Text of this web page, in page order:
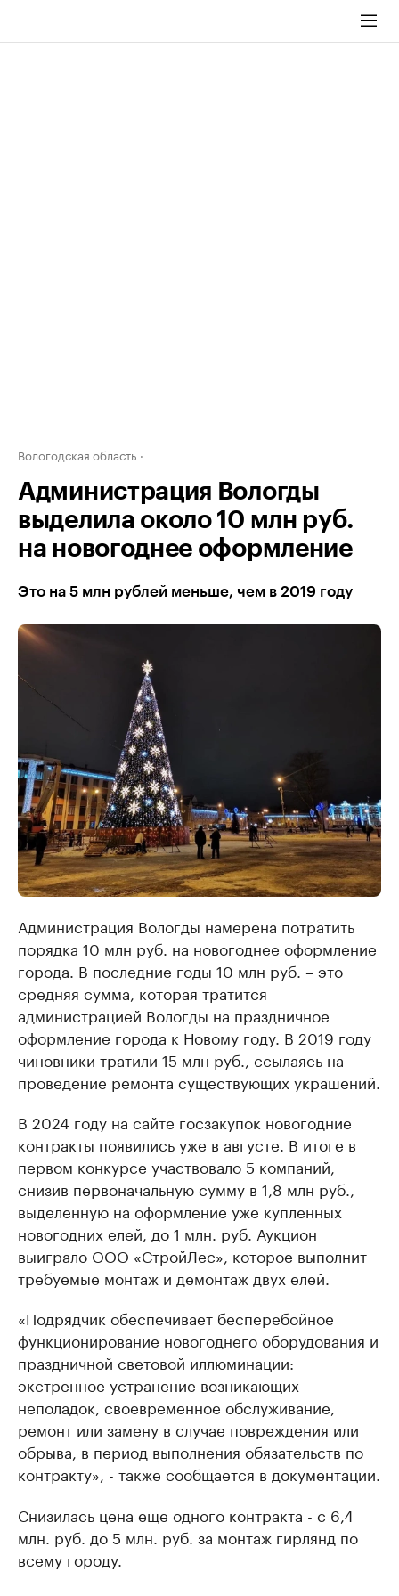
Вологодская область
Администрация Вологды
выделила около 10 млн руб.
на новогоднее оформление
Это на 5 млн рублей меньше, чем в 2019 году
Администрация Вологды намерена потратить
порядка 10 млн руб. на новогоднее оформление
города. В последние годы 10 млн руб. – это
средняя сумма, которая тратится
администрацией Вологды на праздничное
оформление города к Новому году. В 2019 году
чиновники тратили 15 млн руб., ссылаясь на
проведение ремонта существующих украшений.
В 2024 году на сайте госзакупок новогодние
контракты появились уже в августе. В итоге в
первом конкурсе участвовало 5 компаний,
снизив первоначальную сумму в 1,8 млн руб.,
выделенную на оформление уже купленных
новогодних елей, до 1 млн. руб. Аукцион
выиграло ООО «СтройЛес», которое выполнит
требуемые монтаж и демонтаж двух елей.
«Подрядчик обеспечивает бесперебойное
функционирование новогоднего оборудования и
праздничной световой иллюминации:
экстренное устранение возникающих
неполадок, своевременное обслуживание,
ремонт или замену в случае повреждения или
обрыва, в период выполнения обязательств по
контракту», - также сообщается в документации.
Снизилась цена еще одного контракта - с 6,4
млн. руб. до 5 млн. руб. за монтаж гирлянд по
всему городу.